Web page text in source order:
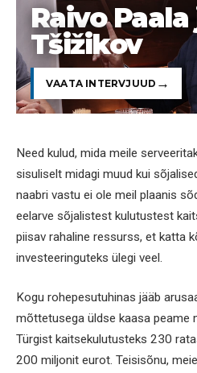
Raivo
Tšižikov
VAATA INTERVJUUD
Need kulud, mida meile
sisuliselt midagi muud kui
naabri vastu ei ole meil plaanis
eelarve sõjalistest kulutustest
piisav rahaline ressurss, et katta
investeeringuteks ülegi veel.
Kogu rohepesutuhinas jääb
mõttetusega üldse kaasa peame
Türgist kaitsekulutusteks 230
200 miljonit eurot. Teisisõnu,